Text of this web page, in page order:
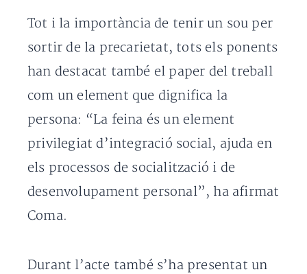
Tot i la importància de tenir un sou per
sortir de la precarietat, tots els ponents
han destacat també el paper del treball
com un element que dignifica la
persona: “La feina és un element
privilegiat d’integració social, ajuda en
els processos de socialització i de
desenvolupament personal”, ha afirmat
Coma.
Durant l’acte també s’ha presentat un